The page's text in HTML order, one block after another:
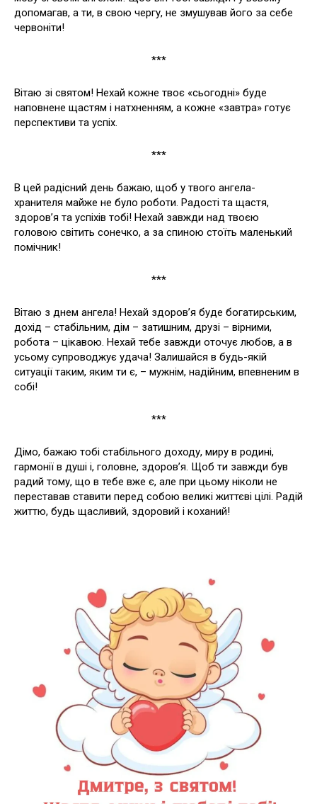
допомагав, а ти, в свою чергу, не змушував його за себе
червоніти!
***
Вітаю зі святом! Нехай кожне твоє «сьогодні» буде
наповнене щастям і натхненням, а кожне «завтра» готує
перспективи та успіх.
***
В цей радісний день бажаю, щоб у твого ангела-
хранителя майже не було роботи. Радості та щастя,
здоров’я та успіхів тобі! Нехай завжди над твоєю
головою світить сонечко, а за спиною стоїть маленький
помічник!
***
Вітаю з днем ангела! Нехай здоров’я буде богатирським,
дохід – стабільним, дім – затишним, друзі – вірними,
робота – цікавою. Нехай тебе завжди оточує любов, а в
усьому супроводжує удача! Залишайся в будь-якій
ситуації таким, яким ти є, – мужнім, надійним, впевненим в
собі!
***
Дімо, бажаю тобі стабільного доходу, миру в родині,
гармонії в душі і, головне, здоров’я. Щоб ти завжди був
радий тому, що в тебе вже є, але при цьому ніколи не
переставав ставити перед собою великі життєві цілі. Радій
життю, будь щасливий, здоровий і коханий!